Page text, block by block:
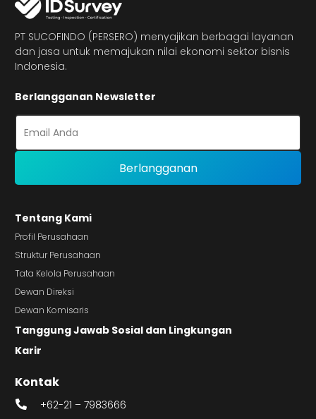
PT SUCOFINDO (PERSERO) menyajikan berbagai layanan
dan jasa untuk memajukan nilai ekonomi sektor bisnis
Indonesia.
Berlangganan Newsletter
Tentang Kami
Profil Perusahaan
Struktur Perusahaan
Tata Kelola Perusahaan
Dewan Direksi
Dewan Komisaris
Tanggung Jawab Sosial dan Lingkungan
Karir
Kontak
+62-21 – 7983666